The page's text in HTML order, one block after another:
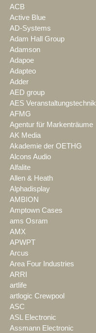
ACB
Active Blue
AD-Systems
Adam Hall Group
Adamson
Adapoe
Adapteo
Adder
AED group
AES Veranstaltungstechnik
AFMG
Agentur für Markenträume
AK Media
Akademie der OETHG
Alcons Audio
Alfalite
Allen & Heath
Alphadisplay
AMBION
Amptown Cases
ams Osram
AMX
APWPT
Arcus
Area Four Industries
ARRI
artlife
artlogic Crewpool
ASC
ASL Electronic
Assmann Electronic